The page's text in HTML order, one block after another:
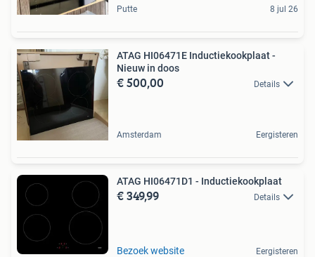
Putte 8 jul 26
ATAG HI06471E Inductiekookplaat -
Nieuw in doos
€ 500,00 Details
Amsterdam Eergisteren
ATAG HI06471D1 - Inductiekookplaat
€ 349,99 Details
Bezoek website Eergisteren